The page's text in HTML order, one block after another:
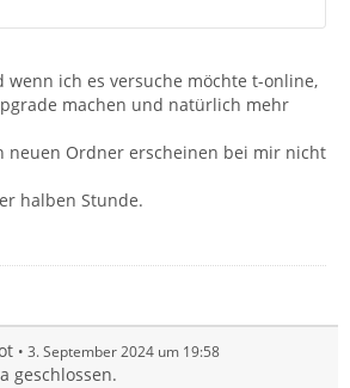
wenn ich es versuche möchte t-online,
machen und natürlich mehr
neuen Ordner erscheinen bei mir nicht
halben Stunde.
3. September 2024 um 19:58
geschlossen.